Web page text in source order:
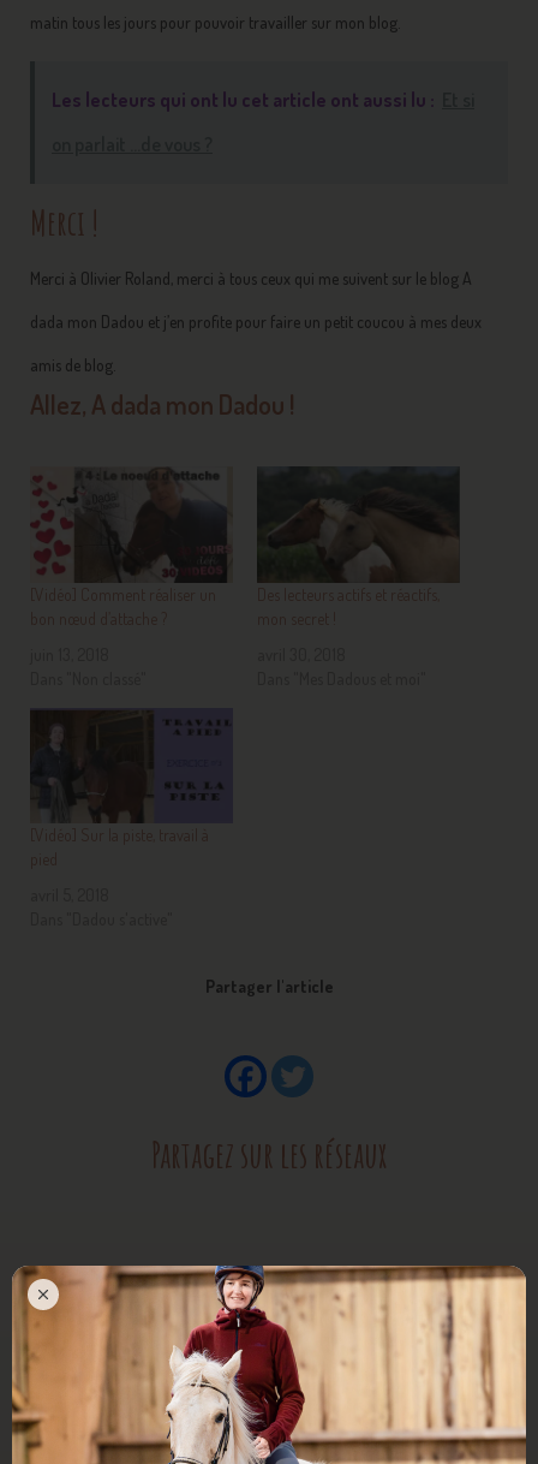
matin tous les jours pour pouvoir travailler sur mon blog.
Les lecteurs qui ont lu cet article ont aussi lu :
Merci !
Merci à Olivier Roland, merci à tous ceux qui me suivent sur le blog A
dada mon Dadou et j’en profite pour faire un petit coucou à mes deux
amis de blog.
Allez, A dada mon Dadou !
Partager l'article
Partagez sur les réseaux
Articles populaires